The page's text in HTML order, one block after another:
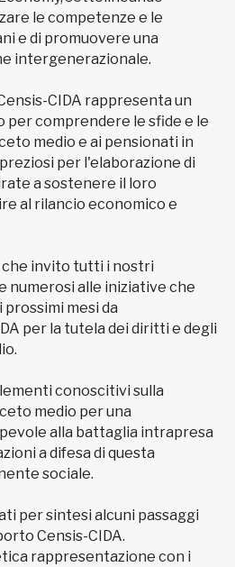
le competenze e le
e di promuovere una
intergenerazionale.
CIDA rappresenta un
comprendere le sfide e le
medio e ai pensionati in
per l'elaborazione di
a sostenere il loro
al rilancio economico e
che invito tutti i nostri
numerosi alle iniziative che
mesi da
per la tutela dei diritti e degli
conoscitivi sulla
medio per una
alla battaglia intrapresa
a difesa di questa
sociale.
per sintesi alcuni passaggi
Censis-CIDA.
rappresentazione con i